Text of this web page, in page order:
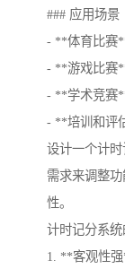
### 应用场景
- **体育比赛
- **游戏比赛
- **学术竞赛
- **培训和评
设计一个计
需求来调整
性。
计时记分系统
1. **客观性